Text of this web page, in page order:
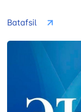
Batafsil